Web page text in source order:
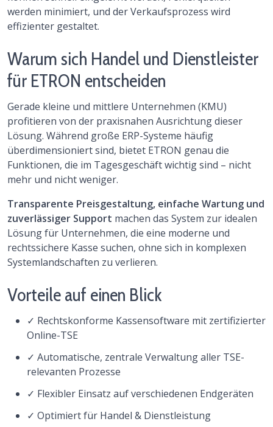
werden minimiert, und der Verkaufsprozess wird
effizienter gestaltet.
Warum sich Handel und Dienstleister
für ETRON entscheiden
Gerade kleine und mittlere Unternehmen (KMU)
profitieren von der praxisnahen Ausrichtung dieser
Lösung. Während große ERP-Systeme häufig
überdimensioniert sind, bietet ETRON genau die
Funktionen, die im Tagesgeschäft wichtig sind – nicht
mehr und nicht weniger.
Transparente Preisgestaltung, einfache Wartung und
zuverlässiger Support machen das System zur idealen
Lösung für Unternehmen, die eine moderne und
rechtssichere Kasse suchen, ohne sich in komplexen
Systemlandschaften zu verlieren.
Vorteile auf einen Blick
✓ Rechtskonforme Kassensoftware mit zertifizierter
Online-TSE
✓ Automatische, zentrale Verwaltung aller TSE-
relevanten Prozesse
✓ Flexibler Einsatz auf verschiedenen Endgeräten
✓ Optimiert für Handel & Dienstleistung